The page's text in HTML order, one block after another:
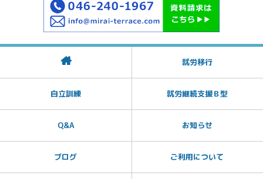
就労移行
自立訓練 就労継続支援Ｂ型
Q&A お知らせ
ブログ ご利用について